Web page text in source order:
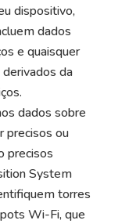
dispositivo,
dados
e quaisquer
da
dados sobre
precisos ou
precisos
System
torres
Wi-Fi, que